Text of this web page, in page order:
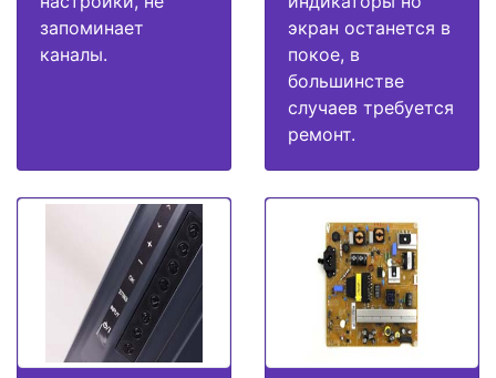
запоминает
каналы.
экран останется в
покое, в
большинстве
случаев требуется
ремонт.